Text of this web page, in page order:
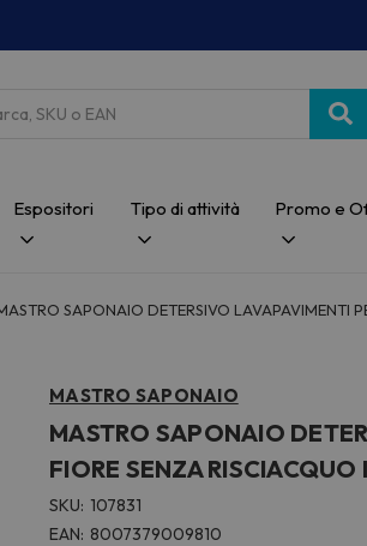
Espositori Tipo di attività Promo e
SAPONAIO DETERSIVO LAVAPAVIMENTI
MASTRO SAPONAIO
MASTRO SAPONAIO
FIORE SENZA
SKU: 107831
EAN: 8007379009810